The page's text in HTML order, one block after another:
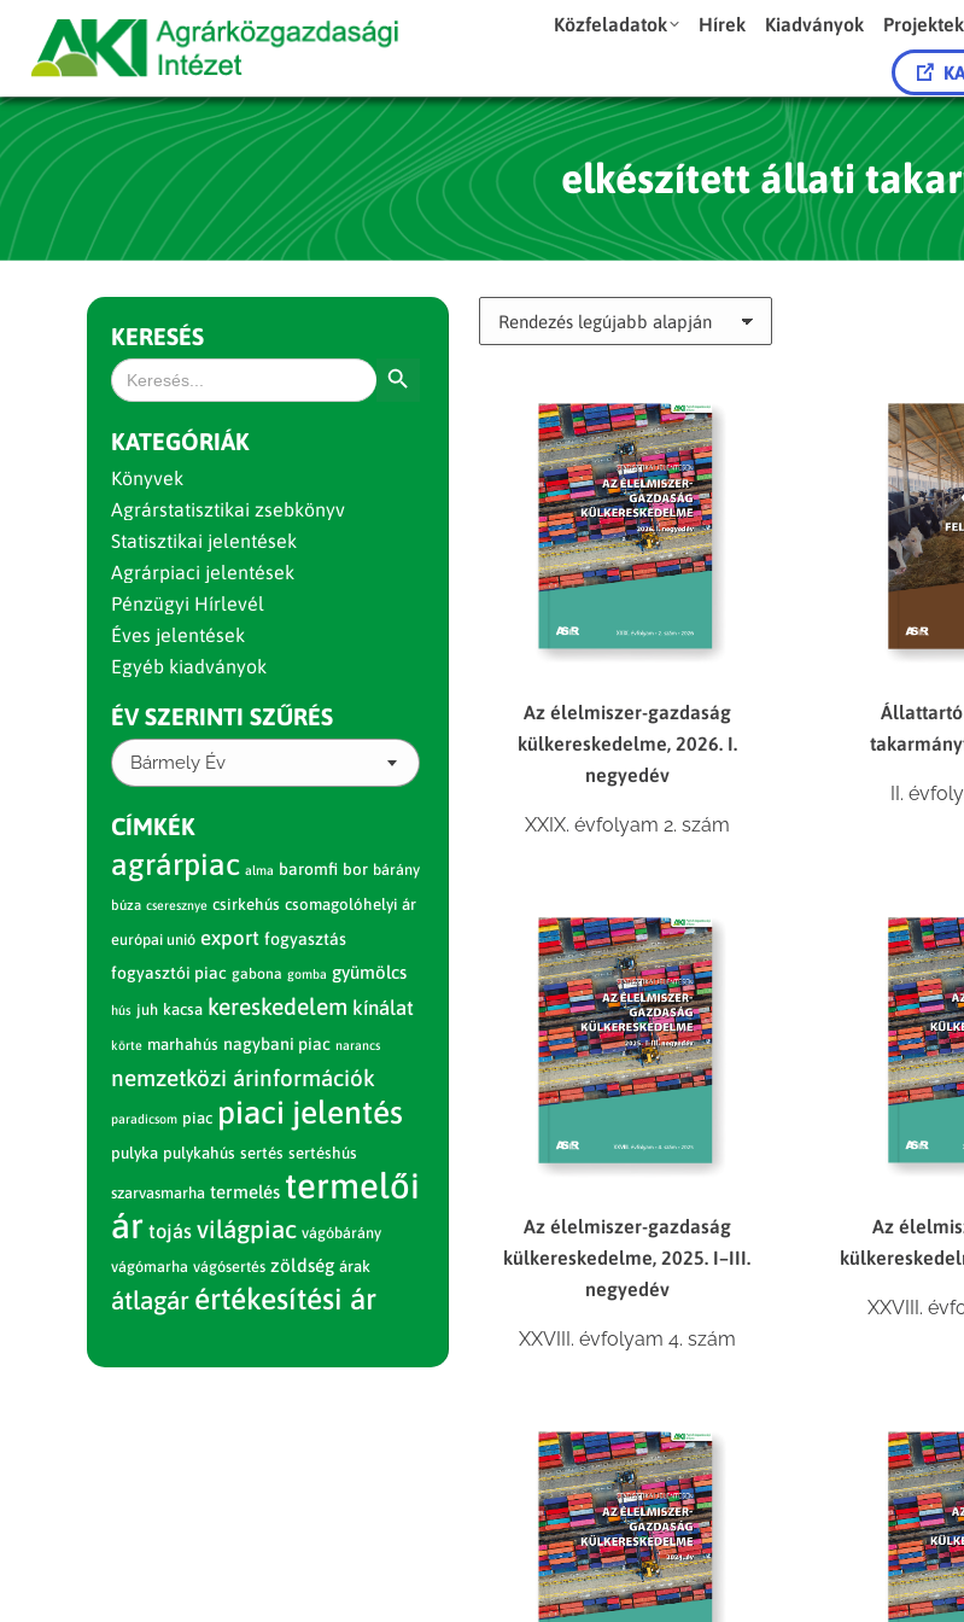
Közfeladatok Hírek Kiadványok Projektek
elkészített állati
Az élelmiszer-gazdaság
külkereskedelme, 2026. I.
negyedév
XXIX. évfolyam 2. szám
II.
Az élelmiszer-gazdaság
külkereskedelme, 2025. I–III.
negyedév
XXVIII. évfolyam 4. szám
Az
XXVIII.
KERESÉS
Search
for:
KATEGÓRIÁK
Könyvek
Agrárstatisztikai zsebkönyv
Statisztikai jelentések
Agrárpiaci jelentések
Pénzügyi Hírlevél
Éves jelentések
Egyéb kiadványok
ÉV SZERINTI SZŰRÉS
Bármely Év
CÍMKÉK
agrárpiac alma baromfi bor bárány
búza cseresznye csirkehús csomagolóhelyi ár
európai unió export fogyasztás
fogyasztói piac gabona gomba gyümölcs
hús juh kacsa kereskedelem kínálat
körte marhahús nagybani piac narancs
nemzetközi árinformációk
paradicsom piac piaci jelentés
pulyka pulykahús sertés sertéshús
szarvasmarha termelés termelői
ár tojás világpiac vágóbárány
vágómarha vágósertés zöldség árak
átlagár értékesítési ár